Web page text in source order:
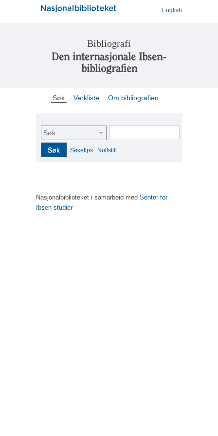
English
Bibliografi
Den internasjonale Ibsen-
bibliografien
Søk Verkliste Om bibliografien
Søk
Søk Søketips Nullstill
Nasjonalbiblioteket i samarbeid med Senter for
Ibsen-studier